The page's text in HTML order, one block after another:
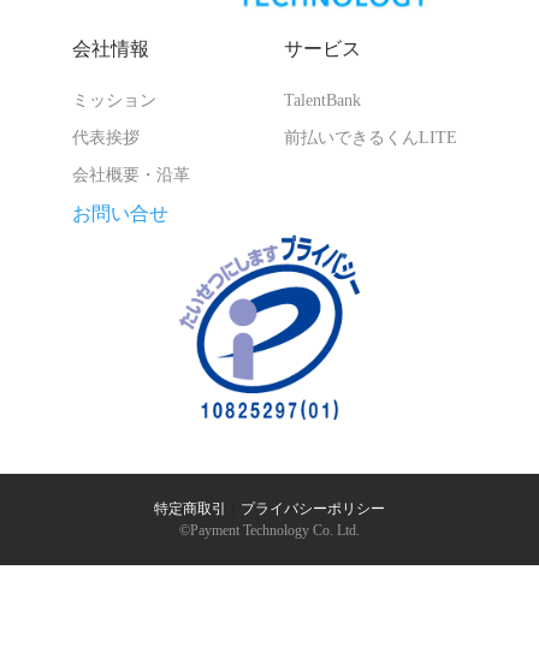
会社情報
ミッション
代表挨拶
会社概要・沿革
サービス
TalentBank
前払いできるくんLITE
お問い合せ
特定商取引
プライバシーポリシー
©︎Payment Technology Co. Ltd.